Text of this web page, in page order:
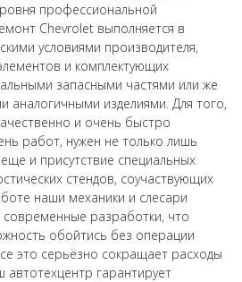
профессиональной
Chevrolet выполняется в
условиями производителя,
и комплектующих
запасными частями или же
аналогичными изделиями. Для того,
и очень быстро
работ, нужен не только лишь
и присутствие специальных
стендов, соучаствующих
наши механики и слесари
разработки, что
обойтись без операции
это серьёзно сокращает расходы
автотехцентр гарантирует